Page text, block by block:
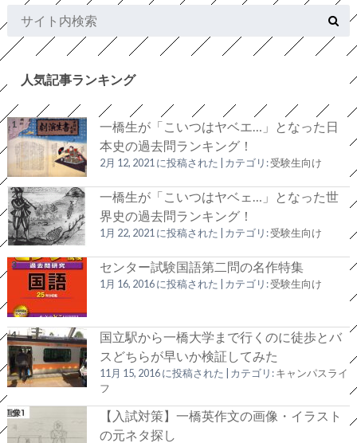
人気記事ランキング
一橋生が「こいつはヤベエ…」となった日
本史の過去問ランキング！
2月 12, 2021 に投稿された | カテゴリ:受験生向け
一橋生が「こいつはヤベェ…」となった世
界史の過去問ランキング！
1月 22, 2021 に投稿された | カテゴリ:受験生向け
センター試験国語第二問の名作特集
1月 16, 2016 に投稿された | カテゴリ:受験生向け
国立駅から一橋大学まで行くのに徒歩とバ
スどちらが早いか検証してみた
11月 15, 2016 に投稿された | カテゴリ:キャンパスライ
フ
【入試対策】一橋英作文の画像・イラスト
の元ネタ探し